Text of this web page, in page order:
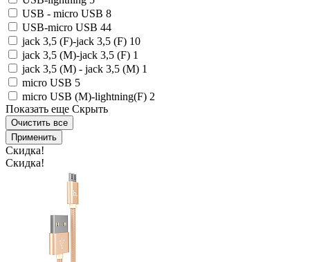
USB - micro USB 8
USB-micro USB 44
jack 3,5 (F)-jack 3,5 (F) 10
jack 3,5 (M)-jack 3,5 (F) 1
jack 3,5 (M) - jack 3,5 (M) 1
micro USB 5
micro USB (M)-lightning(F) 2
Показать еще Скрыть
Очистить все
Применить
Скидка!
Скидка!